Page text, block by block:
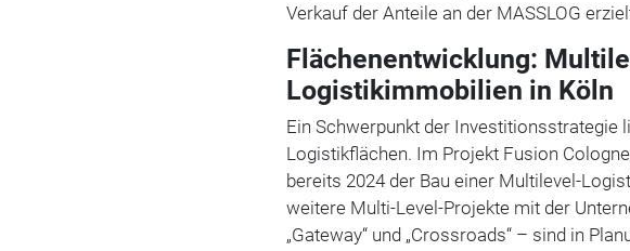
Verkauf der Anteile an der MASSLOG
Flächenentwicklung:
Logistikimmobilien in Köln
Ein Schwerpunkt der Investitionsstrategie
Logistikflächen. Im Projekt Fusion
bereits 2024 der Bau einer Multilevel-
weitere Multi-Level-Projekte mit der
„Gateway“ und „Crossroads“ – sind in